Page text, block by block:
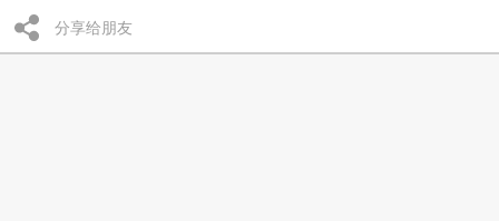
分享给朋友